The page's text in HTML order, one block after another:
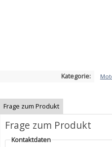
Kategorie:
Frage zum Produkt
Frage zum Produkt
Kontaktdaten